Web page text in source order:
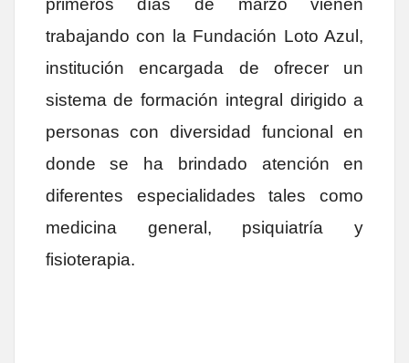
primeros días de marzo vienen
trabajando con la Fundación Loto Azul,
institución encargada de ofrecer un
sistema de formación integral dirigido a
personas con diversidad funcional en
donde se ha brindado atención en
diferentes especialidades tales como
medicina general, psiquiatría y
fisioterapia.